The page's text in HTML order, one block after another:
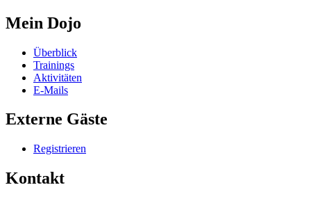
Mein Dojo
Überblick
Trainings
Aktivitäten
E-Mails
Externe Gäste
Registrieren
Kontakt